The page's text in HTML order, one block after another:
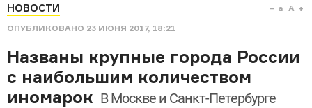
НОВОСТИ
ОПУБЛИКОВАНО 23 ИЮНЯ 2017, 18:21
a A
Названы крупные города России
с наибольшим количеством
иномарок В Москве и Санкт-Петербурге